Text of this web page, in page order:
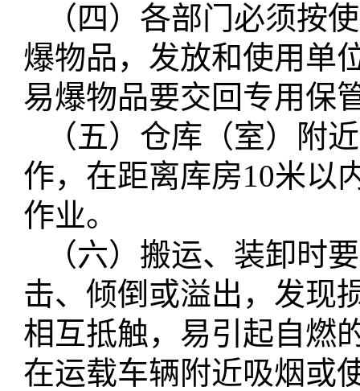
（四）各部门必须按
爆物品，发放和使用单
易爆物品要交回专用保
（五）仓库（室）附
作，在距离库房10米以
作业。
（六）搬运、装卸时
击、倾倒或溢出，发现
相互抵触，易引起自燃
在运载车辆附近吸烟或